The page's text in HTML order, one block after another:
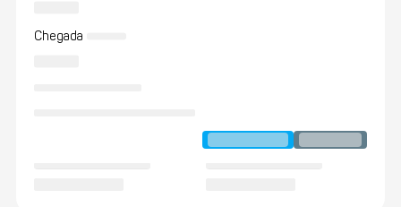
Chegada